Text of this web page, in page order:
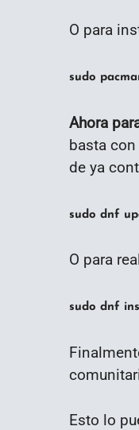
O para
sudo
Ahora
basta
de ya
sudo dnf
O para
sudo dnf
Esto lo